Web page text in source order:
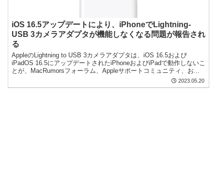
iOS 16.5アップデートにより、iPhoneでLightning-
USB 3カメラアダプタが機能しなくなる問題が報告され
る
AppleのLightning to USB 3カメラアダプタは、iOS 16.5および
iPadOS 16.5にアップデートされたiPhoneおよびiPadで動作しないこ
とが、MacRumorsフォーラム、Appleサポートコミュニティ、お...
2023.05.20